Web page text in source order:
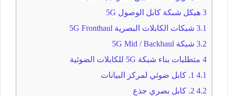
3 هيكل شبكة كابل الوصول 5G
3.1 شبكات الكابلات البصرية 5G Fronthaul
3.2 شبكة 5G Mid / Backhaul
4 متطلبات بناء شبكة 5G للكابلات الضوئية
4.1
4.2